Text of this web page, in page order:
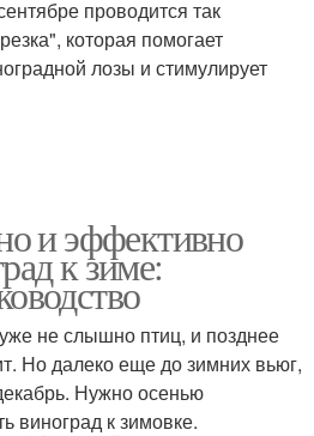
проводится так
которая помогает
лозы и стимулирует
и эффективно
к зиме:
не слышно птиц, и позднее
Но далеко еще до зимних вьюг,
Нужно осенью
виноград к зимовке.